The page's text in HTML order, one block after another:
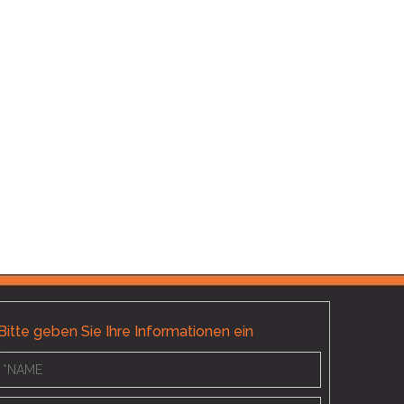
Bitte geben Sie Ihre Informationen ein